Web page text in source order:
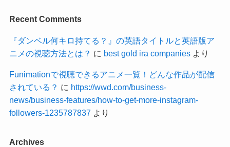
Recent Comments
『ダンベル何キロ持てる？』の英語タイトルと英語版ア
ニメの視聴方法とは？ に best gold ira companiesより
Funimationで視聴できるアニメ一覧！どんな作品が配信
されている？ に https://wwd.com/business-
news/business-features/how-to-get-more-instagram-
followers-1235787837 より
Archives